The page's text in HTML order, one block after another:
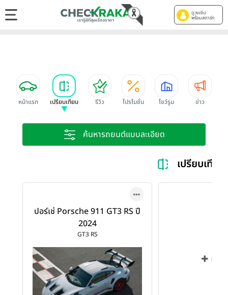
ดูวงเงิน
พร้อมสตาร์ท
หน้าแรก เปรียบเทียบ รีวิว โปรโมชั่น โชว์รูม ข่าว
ค้นหารถยนต์แบบละเอียด
เปรียบเทีย
ปอร์เช่ Porsche 911 GT3 RS ปี
2024
GT3 RS
เพิ่